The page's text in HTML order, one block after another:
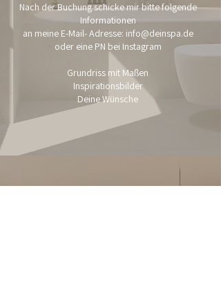
Nach der Buchung schicke mir bitte folgende
Informationen
an meine E-Mail- Adresse: info@deinspa.de
oder eine PN bei Instagram​
Grundriss mit Maßen
Inspirationsbilder
Deine Wünsche​
Unterschiede in den